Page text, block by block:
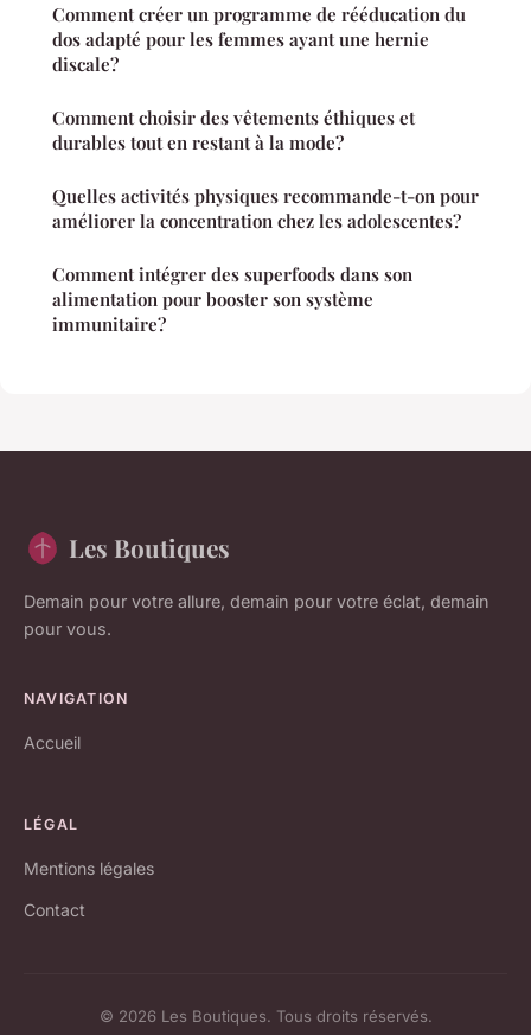
Comment créer un programme de rééducation du
dos adapté pour les femmes ayant une hernie
discale?
Comment choisir des vêtements éthiques et
durables tout en restant à la mode?
Quelles activités physiques recommande-t-on pour
améliorer la concentration chez les adolescentes?
Comment intégrer des superfoods dans son
alimentation pour booster son système
immunitaire?
Les Boutiques
Demain pour votre allure, demain pour votre éclat, demain
pour vous.
NAVIGATION
Accueil
LÉGAL
Mentions légales
Contact
© 2026 Les Boutiques. Tous droits réservés.